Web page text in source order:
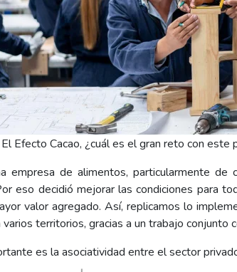
Efecto Cacao, ¿cuál es el gran reto con este
empresa de alimentos, particularmente
eso decidió mejorar las condiciones para
valor agregado. Así, replicamos lo
territorios, gracias a un trabajo conjunto
es la asociatividad entre el sector